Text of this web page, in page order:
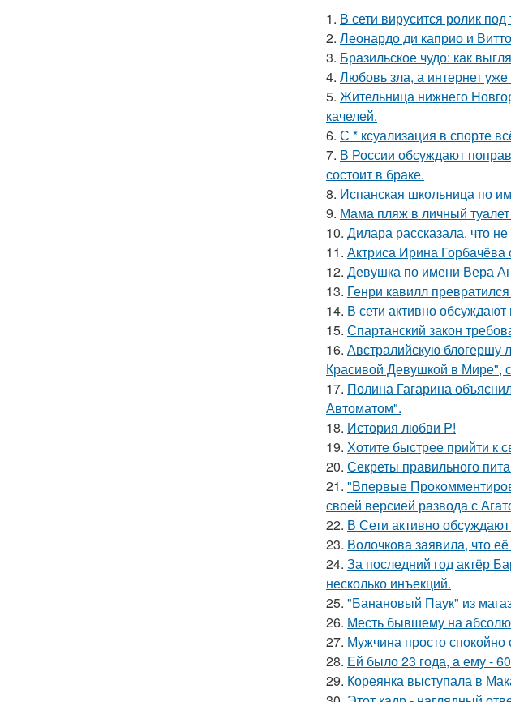
1. В сети вирусится ролик
2. Леонардо ди каприо и
3. Бразильское чудо: как
4. Любовь зла, а интернет уже
5. Жительница нижнего
качелей.
6. С * ксуализация в спорте
7. В России обсуждают
состоит в браке.
8. Испанская школьница по
9. Мама пляж в личный
10. Дилара рассказала, что
11. Актриса Ирина
12. Девушка по имени Вера
13. Генри кавилл
14. В сети активно
15. Спартанский закон
16. Австралийскую блогершу
Красивой Девушкой в Мире",
17. Полина Гагарина
Автоматом".
18. История любви P!
19. Хотите быстрее прийти к
20. Секреты правильного
21. "Впервые
своей версией развода с
22. В Сети активно
23. Волочкова заявила, что
24. За последний год актёр
несколько инъекций.
25. "Банановый Паук" из
26. Месть бывшему на
27. Мужчина просто спокойно
28. Ей было 23 года, а ему -
29. Кореянка выступала в